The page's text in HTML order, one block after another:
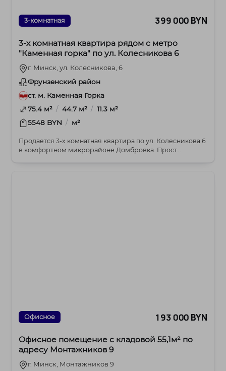
3-комнатная 399 000 BYN
3-х комнатная квартира рядом с метро
"Каменная горка" по ул. Колесникова 6
г. Минск, ул. Колесникова, 6
Фрунзенский район
ст. м. Каменная Горка
75.4 м² / 44.7 м² / 11.3 м²
5548 BYN / м²
Продается 3-х комнатная квартира по ул. Колесникова 6
в комфортном микрорайоне Домбровка. Прост...
Офисное 193 000 BYN
Офисное помещение с кладовой 55,1м² по
адресу Монтажников 9
г. Минск, Монтажников 9